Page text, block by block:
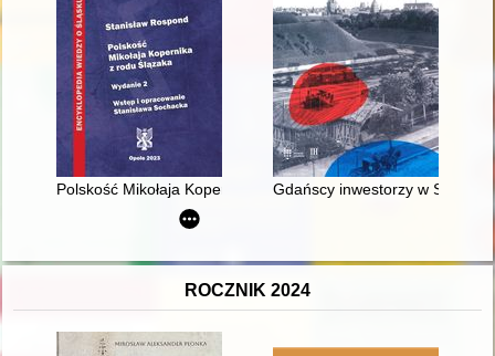
Polskość Mikołaja Kopernika z rodu Ślązaka
Gdańscy inwestorzy w
ROCZNIK 2024